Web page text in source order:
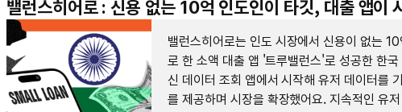
밸런스히어로 : 신용 없는 10억 인도인이 타깃, 대출 앱이
밸런스히어로는 인도 시장에서 신용이 없는
로 한 소액 대출 앱 '트루밸런스'로 성공한 한
신 데이터 조회 앱에서 시작해 유저 데이터를
를 제공하며 시장을 확장했어요. 지속적인 유